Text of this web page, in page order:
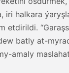
iri halkara
etdirildi.
batly at-
amaly